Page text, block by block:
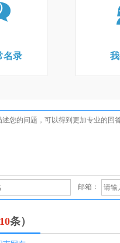
名录
邮箱：
10条）